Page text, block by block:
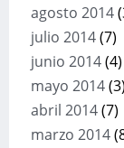
agosto 2014
julio 2014(7)
junio 2014(4)
mayo 2014(3)
abril 2014(7)
marzo 2014